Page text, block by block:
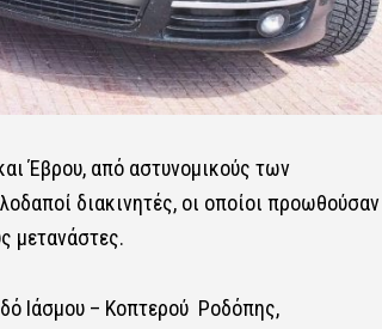
Έβρου, από αστυνομικούς των
διακινητές, οι οποίοι προωθούσαν
μετανάστες.
Ιάσμου – Κοπτερού Ροδόπης,